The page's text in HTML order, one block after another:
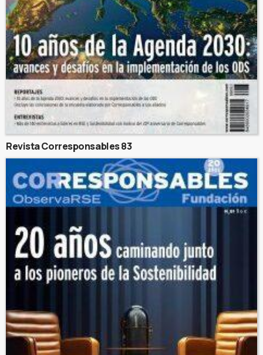
Revista Corresponsables 83